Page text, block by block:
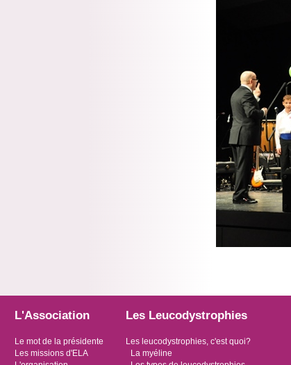
L'Association
Le mot de la présidente
Les missions d'ELA
Les Leucodystrophies
Les leucodystrophies, c'est quoi?
La myéline